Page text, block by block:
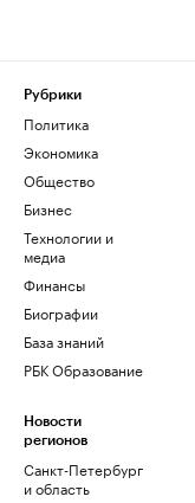
Рубрики
Политика
Экономика
Общество
Бизнес
Технологии и
медиа
Финансы
Биографии
База знаний
РБК Образование
Новости
регионов
Санкт-Петербург
и область